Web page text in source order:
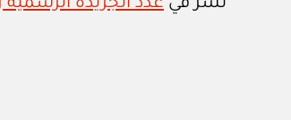
نشر في عدد الجريدة الرسمية رقم (١٢٤٢) الصادر في